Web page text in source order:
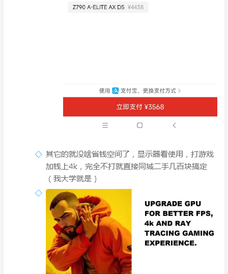
其它的就没啥省钱空间了，显示器看使用，打游戏
加钱上4k，完全不打就直接同城二手几百块搞定
（我大学就是）